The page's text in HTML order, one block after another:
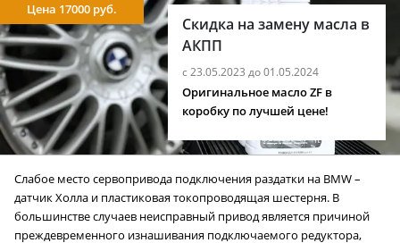
Скидка на замену масла в
АКПП
с 23.05.2023 до 01.05.2024
Цена 17000 руб.
Оригинальное масло ZF в
коробку по лучшей цене!
Слабое место сервопривода подключения раздатки на BMW –
датчик Холла и пластиковая токопроводящая шестерня. В
большинстве случаев неисправный привод является причиной
преждевременного изнашивания подключаемого редуктора,